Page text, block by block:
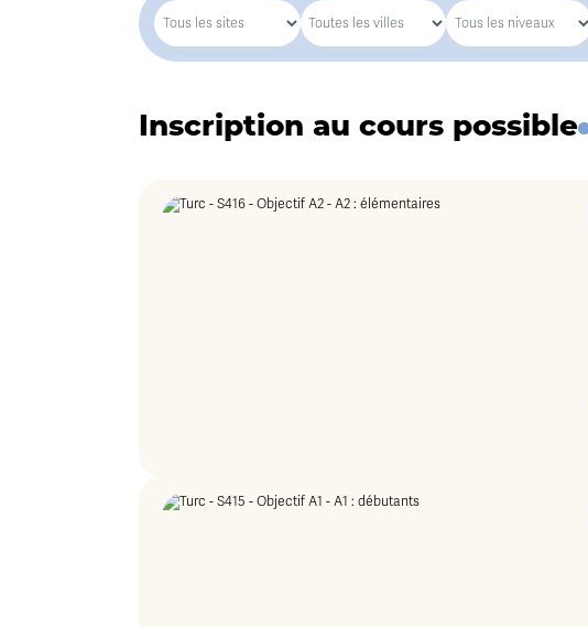
Inscription au cours possible